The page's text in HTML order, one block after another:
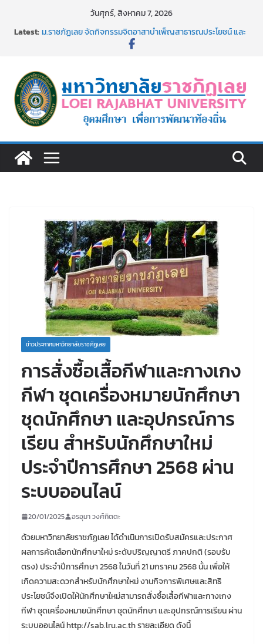
วันศุกร์, สิงหาคม 7, 2026
Latest:ม.ราชภัฏเลย จัดกิจกรรมจิตอาสาบำเพ็ญสาธารณประโยชน์ และ
เงินรายได้
ม.ราชภัฏเลย จัดมหกรรมวิชาการ เปิดบ้าน LRU ครั้งที่ 4 เปิดให้
นักเรียนมัธยมปลายค้นหาสาขาวิชาในฝัน สู่อนาคตที่ใช่
อธิการบดี มรภ.เลย ร่วมประชุมชี้แจงกับคณะอนุกรรมาธิการ
ประจำปีงบประมาณ พ.ศ. 2570
๑,๙๗๒ ชุด โดยวิธีเฉพาะเจาะจง
ข่าวประกาศมหาวิทยาลัยราชภัฏเลย
การสั่งซื้อเสื้อกีฬาและกางเกง
กีฬา ชุดเครื่องหมายนักศึกษา
ชุดนักศึกษา และอุปกรณ์การ
เรียน สำหรับนักศึกษาใหม่
ประจำปีการศึกษา 2568 ผ่าน
ระบบออนไลน์
20/01/2025 อรอุมา วงศ์กิตตะ
ด้วยมหาวิทยาลัยราชภัฏเลย ได้ดำเนินการเปิดรับสมัครและประกาศ
ผลการคัดเลือกนักศึกษาใหม่ ระดับปริญญาตรี ภาคปกติ (รอบรับ
ตรง) ประจำปีการศึกษา 2568 ในวันที่ 21 มกราคม 2568 นั้น เพื่อให้
เกิดความสะดวกสำหรับนักศึกษาใหม่ งานกิจการพิเศษและสิทธิ
ประโยชน์จึงเปิดให้นักศึกษาใหม่สามารถสั่งซื้อเสื้อกีฬาและกางเกง
กีฬา ชุดเครื่องหมายนักศึกษา ชุดนักศึกษา และอุปกรณ์การเรียน ผ่าน
ระบบออนไลน์ http://sab.lru.ac.th รายละเอียด ดังนี้